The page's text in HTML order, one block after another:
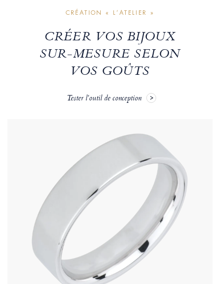
CRÉATION « L’ATELIER »
CRÉER VOS BIJOUX
SUR-MESURE SELON
VOS GOÛTS
Tester l'outil de conception